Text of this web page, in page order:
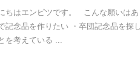
ちはエンピツです。 こんな願いは
記念品を作りたい ・卒団記念品を
を考えている ...